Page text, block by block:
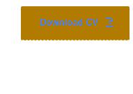
Download CV